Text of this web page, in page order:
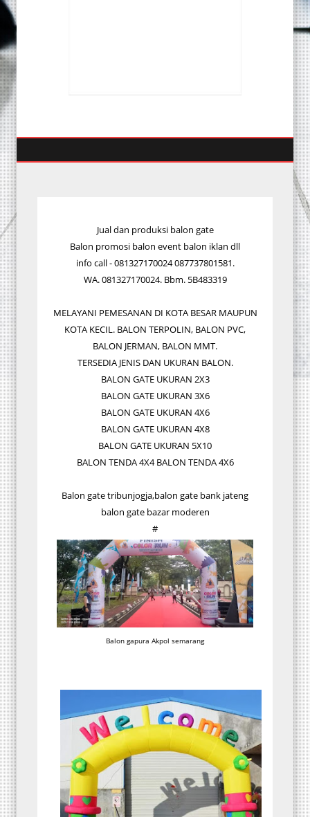
Jual dan produksi balon gate
Balon promosi balon event balon iklan dll
info call - 081327170024 087737801581.
WA. 081327170024. Bbm. 5B483319
MELAYANI PEMESANAN DI KOTA BESAR MAUPUN
KOTA KECIL. BALON TERPOLIN, BALON PVC,
BALON JERMAN, BALON MMT.
TERSEDIA JENIS DAN UKURAN BALON.
BALON GATE UKURAN 2X3
BALON GATE UKURAN 3X6
BALON GATE UKURAN 4X6
BALON GATE UKURAN 4X8
BALON GATE UKURAN 5X10
BALON TENDA 4X4 BALON TENDA 4X6
Balon gate tribunjogja,balon gate bank jateng
balon gate bazar moderen
#
Balon gapura Akpol semarang